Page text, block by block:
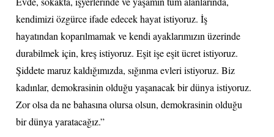
kendimizi özgürce ifade edecek hayat istiyoruz. İş
hayatından koparılmamak ve kendi ayaklarımızın üzerinde
durabilmek için, kreş istiyoruz. Eşit işe eşit ücret istiyoruz.
Şiddete maruz kaldığımızda, sığınma evleri istiyoruz. Biz
kadınlar, demokrasinin olduğu yaşanacak bir dünya istiyoruz.
Zor olsa da ne bahasına olursa olsun, demokrasinin olduğu
bir dünya yaratacağız.”